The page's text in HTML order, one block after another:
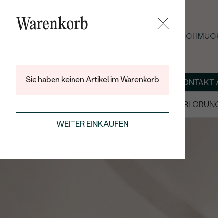
SOMMER-BLACK-FRIDAY: -25 % AUF
ÜBER UNS MAGAZINSCHMUCK NACH MASS KONTAKT
Warenkorb
Sie haben keinen Artikel im Warenkorb
WEITER EINKAUFEN